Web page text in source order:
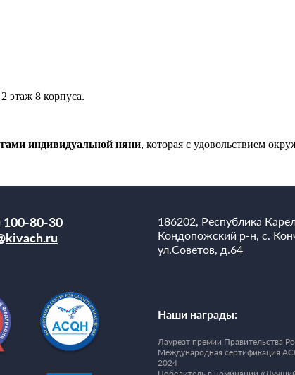
этаж 8 корпуса.
индивидуальной няни, которая с удовольствием
100-80-30
186202, Республика
Кондопожский р-н, с.
ул.Советов, д.64
Наши награды:
Лауреат премии Правительства
Международная сертификация
2024